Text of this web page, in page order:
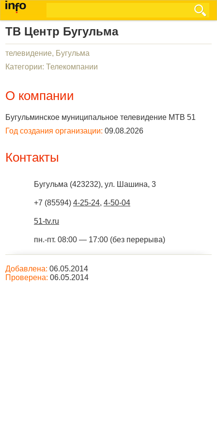
ТВ Центр Бугульма
телевидение, Бугульма
Категории: Телекомпании
О компании
Бугульминское муниципальное телевидение МТВ 51
Год создания организации: 09.08.2026
Контакты
Бугульма (423232), ул. Шашина, 3
+7 (85594) 4-25-24, 4-50-04
51-tv.ru
пн.-пт. 08:00 — 17:00 (без перерыва)
Добавлена: 06.05.2014
Проверена: 06.05.2014